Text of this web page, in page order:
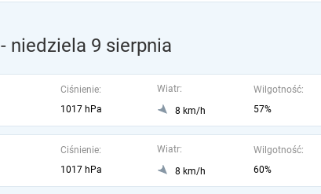
- niedziela 9 sierpnia
Ciśnienie:
1017 hPa
Wiatr:
8 km/h
Wilgotność:
57%
Ciśnienie:
1017 hPa
Wiatr:
8 km/h
Wilgotność:
60%